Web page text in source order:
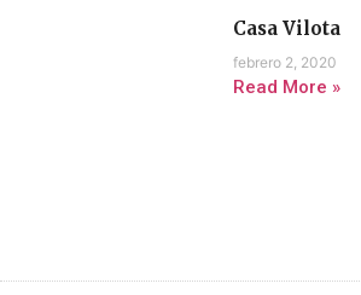
Casa Vilota
febrero 2, 2020
Read More »